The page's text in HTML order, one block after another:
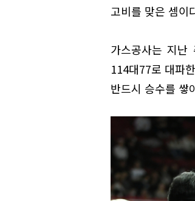
고비를 맞은 셈이
가스공사는 지
114대77로 대파
반드시 승수를 쌓